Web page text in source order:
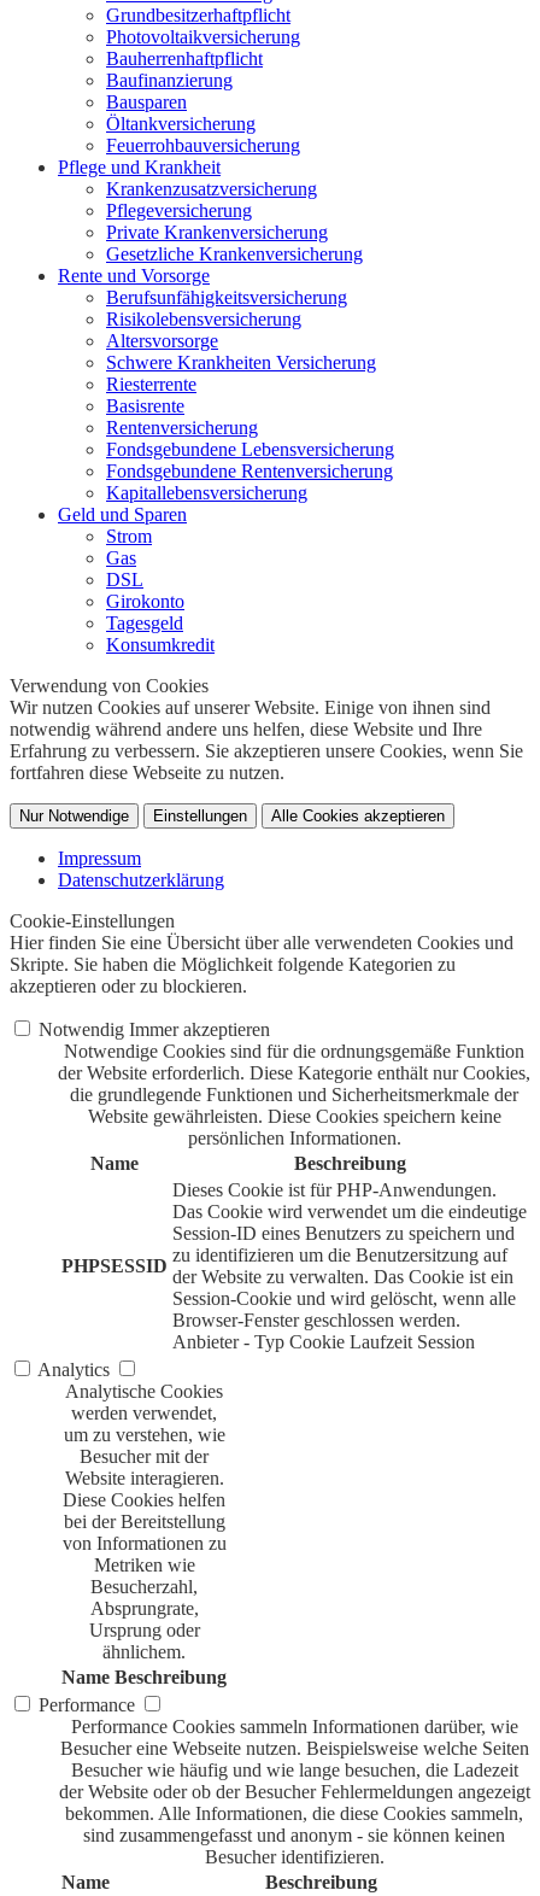
Grundbesitzerhaftpflicht
Photovoltaikversicherung
Bauherrenhaftpflicht
Baufinanzierung
Bausparen
Öltankversicherung
Feuerrohbauversicherung
Pflege und Krankheit
Krankenzusatzversicherung
Pflegeversicherung
Private Krankenversicherung
Gesetzliche Krankenversicherung
Rente und Vorsorge
Berufs­unfähigkeitsversicherung
Risikolebensversicherung
Altersvorsorge
Schwere Krankheiten Versicherung
Riesterrente
Basisrente
Rentenversicherung
Fondsgebundene Lebensversicherung
Fondsgebundene Rentenversicherung
Kapitallebensversicherung
Geld und Sparen
Strom
Gas
DSL
Girokonto
Tagesgeld
Konsumkredit
Verwendung von Cookies
Wir nutzen Cookies auf unserer Website. Einige von ihnen sind
notwendig während andere uns helfen, diese Website und Ihre
Erfahrung zu verbessern. Sie akzeptieren unsere Cookies, wenn Sie
fortfahren diese Webseite zu nutzen.
Nur Notwendige Einstellungen Alle Cookies akzeptieren
Impressum
Datenschutzerklärung
Cookie-Einstellungen
Hier finden Sie eine Übersicht über alle verwendeten Cookies und
Skripte. Sie haben die Möglichkeit folgende Kategorien zu
akzeptieren oder zu blockieren.
Notwendig Immer akzeptieren
Notwendige Cookies sind für die ordnungsgemäße Funktion
der Website erforderlich. Diese Kategorie enthält nur Cookies,
die grundlegende Funktionen und Sicherheitsmerkmale der
Website gewährleisten. Diese Cookies speichern keine
persönlichen Informationen.
Name
Beschreibung
PHPSESSID
Dieses Cookie ist für PHP-Anwendungen.
Das Cookie wird verwendet um die eindeutige
Session-ID eines Benutzers zu speichern und
zu identifizieren um die Benutzersitzung auf
der Website zu verwalten. Das Cookie ist ein
Session-Cookie und wird gelöscht, wenn alle
Browser-Fenster geschlossen werden.
Anbieter - Typ Cookie Laufzeit Session
Analytics
Analytische Cookies
werden verwendet,
um zu verstehen, wie
Besucher mit der
Website interagieren.
Diese Cookies helfen
bei der Bereitstellung
von Informationen zu
Metriken wie
Besucherzahl,
Absprungrate,
Ursprung oder
ähnlichem.
Name Beschreibung
Performance
Performance Cookies sammeln Informationen darüber, wie
Besucher eine Webseite nutzen. Beispielsweise welche Seiten
Besucher wie häufig und wie lange besuchen, die Ladezeit
der Website oder ob der Besucher Fehlermeldungen angezeigt
bekommen. Alle Informationen, die diese Cookies sammeln,
sind zusammengefasst und anonym - sie können keinen
Besucher identifizieren.
Name
Beschreibung